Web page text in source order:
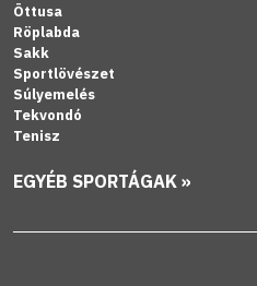
Öttusa
Röplabda
Sakk
Sportlövészet
Súlyemelés
Tekvondó
Tenisz
EGYÉB SPORTÁGAK »